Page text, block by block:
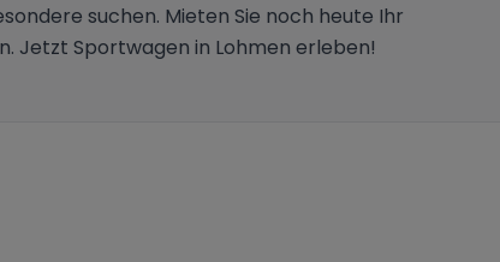
suchen. Mieten Sie noch heute Ihr
Jetzt Sportwagen in Lohmen erleben!